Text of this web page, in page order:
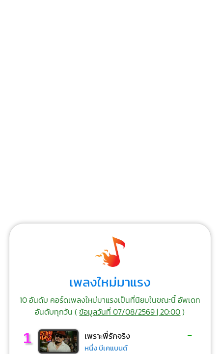
เพลงใหม่มาแรง
10 อันดับ คอร์ดเพลงใหม่มาแรงเป็นที่นิยมในขณะนี้ อัพเดท
อันดับทุกวัน (ข้อมูลวันที่ 07/08/2569 | 20:00)
1 เพราะพี่รักจริง
หนึ่ง บีเคแบนด์
-